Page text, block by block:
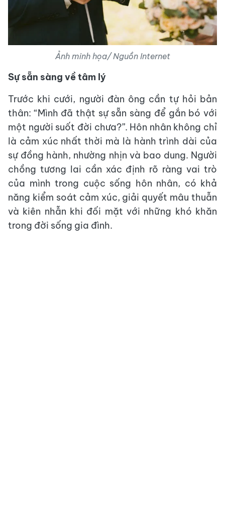
Ảnh minh họa/ Nguồn Internet
Sự sẵn sàng về tâm lý
Trước khi cưới, người đàn ông cần tự hỏi bản
thân: “Mình đã thật sự sẵn sàng để gắn bó với
một người suốt đời chưa?”. Hôn nhân không chỉ
là cảm xúc nhất thời mà là hành trình dài của
sự đồng hành, nhường nhịn và bao dung. Người
chồng tương lai cần xác định rõ ràng vai trò
của mình trong cuộc sống hôn nhân, có khả
năng kiểm soát cảm xúc, giải quyết mâu thuẫn
và kiên nhẫn khi đối mặt với những khó khăn
trong đời sống gia đình.